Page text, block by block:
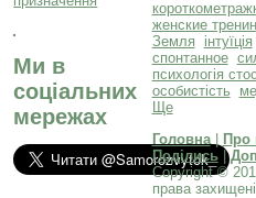
Ми в
соціальних
мережах
женские
Земля
інтуїція
спонтанное
психологія
особистість
Ще
Головна| Про
Поділись|
Copyright ©
права захищені.